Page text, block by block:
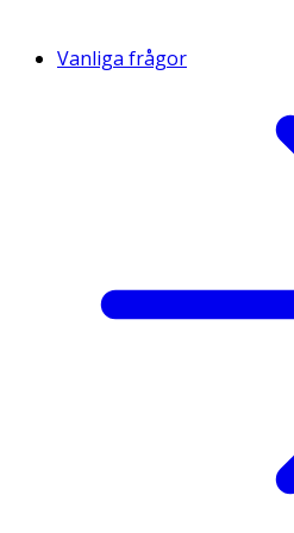
Vanliga frågor